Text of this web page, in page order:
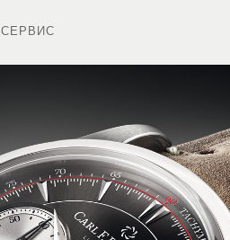
СЕРВИС